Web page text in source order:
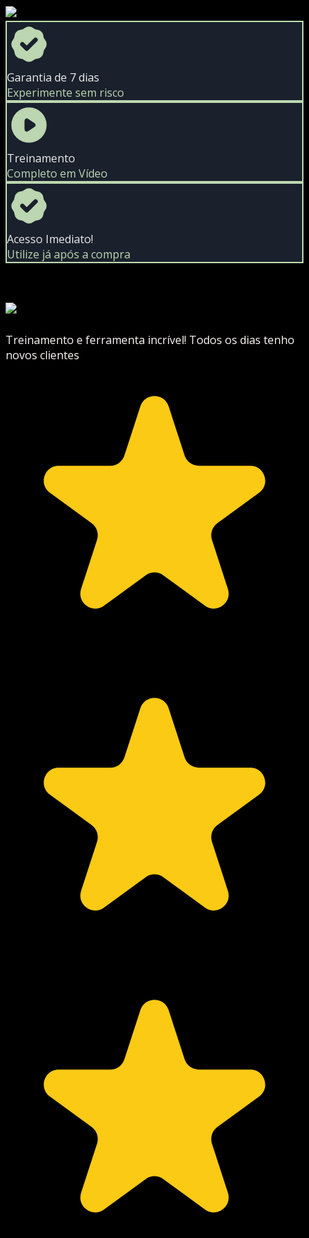
Garantia de 7 dias
Experimente sem risco
Treinamento
Completo em Vídeo
Acesso Imediato!
Utilize já após a compra
Treinamento e ferramenta incrível! Todos os dias tenho
novos clientes